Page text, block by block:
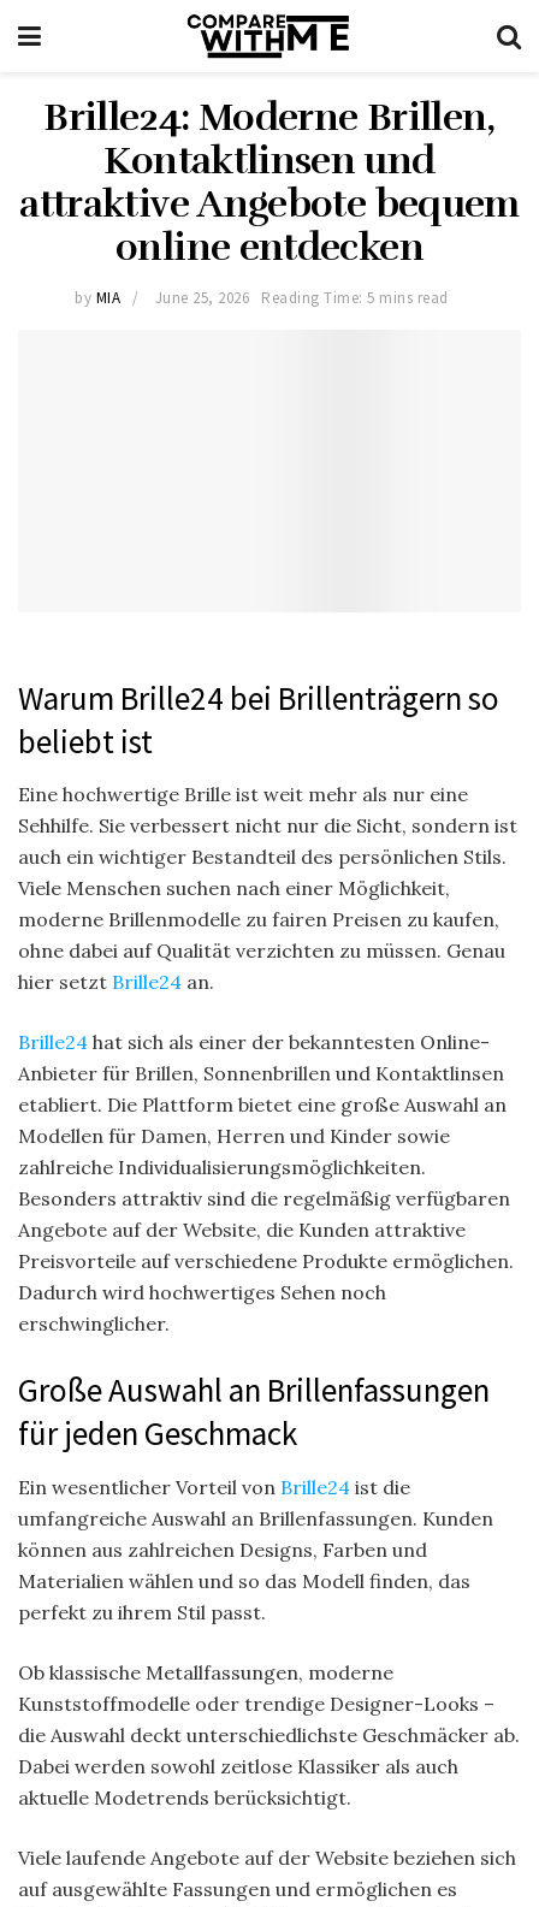
Brille24: Moderne Brillen,
Kontaktlinsen und
attraktive Angebote bequem
online entdecken
by MIA June 25, 2026 Reading Time: 5 mins read
Warum Brille24 bei Brillenträgern so
beliebt ist
Eine hochwertige Brille ist weit mehr als nur eine
Sehhilfe. Sie verbessert nicht nur die Sicht, sondern ist
auch ein wichtiger Bestandteil des persönlichen Stils.
Viele Menschen suchen nach einer Möglichkeit,
moderne Brillenmodelle zu fairen Preisen zu kaufen,
ohne dabei auf Qualität verzichten zu müssen. Genau
hier setzt Brille24 an.
Brille24 hat sich als einer der bekanntesten Online-
Anbieter für Brillen, Sonnenbrillen und Kontaktlinsen
etabliert. Die Plattform bietet eine große Auswahl an
Modellen für Damen, Herren und Kinder sowie
zahlreiche Individualisierungsmöglichkeiten.
Besonders attraktiv sind die regelmäßig verfügbaren
Angebote auf der Website, die Kunden attraktive
Preisvorteile auf verschiedene Produkte ermöglichen.
Dadurch wird hochwertiges Sehen noch
erschwinglicher.
Große Auswahl an Brillenfassungen
für jeden Geschmack
Ein wesentlicher Vorteil von Brille24 ist die
umfangreiche Auswahl an Brillenfassungen. Kunden
können aus zahlreichen Designs, Farben und
Materialien wählen und so das Modell finden, das
perfekt zu ihrem Stil passt.
Ob klassische Metallfassungen, moderne
Kunststoffmodelle oder trendige Designer-Looks –
die Auswahl deckt unterschiedlichste Geschmäcker ab.
Dabei werden sowohl zeitlose Klassiker als auch
aktuelle Modetrends berücksichtigt.
Viele laufende Angebote auf der Website beziehen sich
auf ausgewählte Fassungen und ermöglichen es